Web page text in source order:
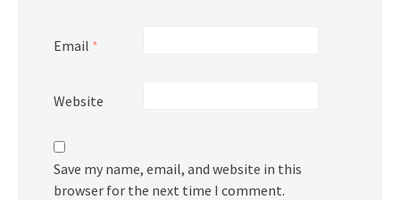
Email *
Website
Save my name, email, and website in this
browser for the next time I comment.